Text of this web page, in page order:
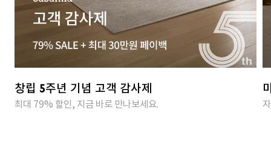
창립 5주년 기념 고객 감사제
최대 79% 할인, 지금 바로 만나보세요.